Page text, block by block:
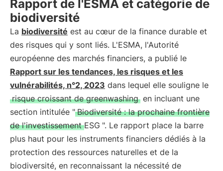
Rapport de l'ESMA et catégorie de
biodiversité
La biodiversité est au cœur de la finance durable et
des risques qui y sont liés. L'ESMA, l'Autorité
européenne des marchés financiers, a publié le
Rapport sur les tendances, les risques et les
vulnérabilités, n°2, 2023 dans lequel elle souligne le
risque croissant de greenwashing en incluant une
section intitulée " Biodiversité : la prochaine frontière
de l'investissement ESG ". Le rapport place la barre
plus haut pour les instruments financiers dédiés à la
protection des ressources naturelles et de la
biodiversité, en reconnaissant la nécessité de